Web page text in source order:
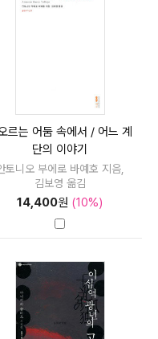
르는 어둠 속에서 / 어느 계
단의 이야기
토니오 부에로 바예호 지음,
김보영 옮김
14,400원 (10%)